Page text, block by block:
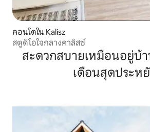
คอนโดใน Kalisz
สตูดิโอใจกลางคาลิสซ์
สะดวกสบายเหมือนอยู่บ้า
เดือนสุดประห